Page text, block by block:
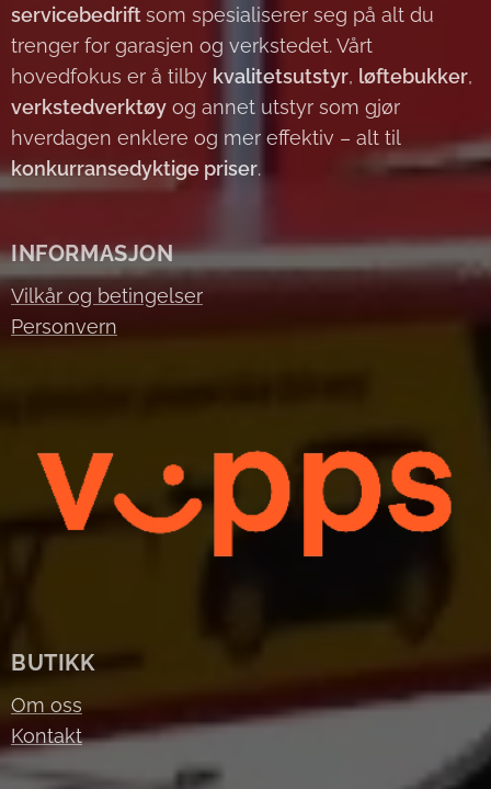
servicebedriftsom spesialiserer seg på alt du
trenger for garasjen og verkstedet. Vårt
hovedfokus er å tilby kvalitetsutstyr, løftebukker,
verkstedverktøy og annet utstyr som gjør
hverdagen enklere og mer effektiv – alt til
konkurransedyktige priser.
INFORMASJON
Vilkår og betingelser
Personvern
BUTIKK
Om oss
Kontakt